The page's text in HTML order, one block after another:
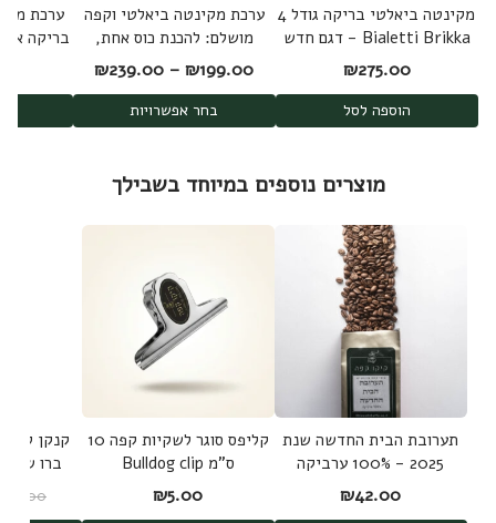
מקינטה ביאלטי בריקה גודל 4
Bialetti Brikka - דגם חדש
2025
₪275.00
הוספה לסל
ערכת מקינטה ביאלטי וקפה
מושלם: להכנת כוס אחת,
שתיים או ארבע לבחירה
₪199.00
–
₪239.00 טווח מחירים: ⁦₪199.00⁩ עד
בחר אפשרויות
ערכת
מוצרים נוספים במיוחד בשבילך
תערובת הבית החדשה שנת
2025 - 100% ערביקה
משלושה מקורות
₪42.00
קליפס סוגר לשקיות קפה 10
ס"מ Bulldog clip
₪5.00
קנקן
189.00